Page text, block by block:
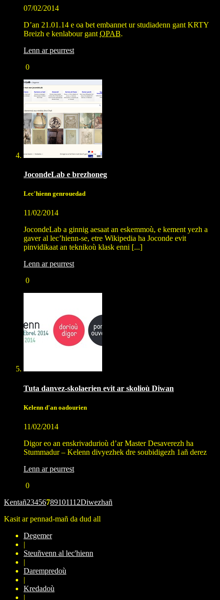
07/02/2014
D’an 21.01.14 e oa bet embannet ur studiadenn gant KRTY
Breizh e kenlabour gant OPAB.
Lenn ar peurrest
0
JocondeLab e brezhoneg
Lec'hienn genrouedad
11/02/2014
JocondeLab a ginnig aesaat an eskemmoù, e kement yezh a
gaver al lec’hienn-se, etre Wikipedia ha Joconde evit
pinvidikaat an teknikoù klask enni [...]
Lenn ar peurrest
0
Tuta danvez-skolaerien evit ar skolioù Diwan
Kelenn d'an oadourien
11/02/2014
Digor eo an enskrivadurioù d’ar Master Desaverezh ha
Stummadur – Kelenn divyezhek dre soubidigezh 1añ derez
Lenn ar peurrest
0
Kentañ23456789101112Diwezhañ
Kasit ar pennad-mañ da dud all
Degemer
|
Steuñvenn al lec'hienn
|
Darempredoù
|
Kredadoù
|